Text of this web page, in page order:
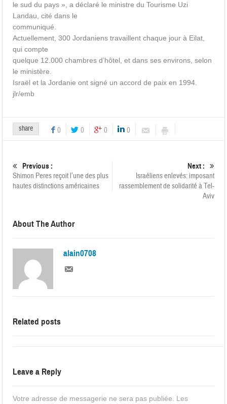
le sud du pays », a déclaré le ministre du Tourisme Uzi
Landau, cité dans le
communiqué.
Actuellement, 300 Jordaniens travaillent chaque jour à Eilat,
qui compte
quelque 12.000 chambres d’hôtel, et dans ses environs, selon
le ministère.
Israël et la Jordanie ont signé un accord de paix en 1994.
jlr/emb
share 0 0 0 0
Previous :
Shimon Peres reçoit l’une des plus
hautes distinctions américaines
Next :
Israéliens enlevés: imposant
rassemblement de solidarité à Tel-
Aviv
About The Author
alain0708
Related posts
Leave a Reply
Votre adresse de messagerie ne sera pas publiée.
Les